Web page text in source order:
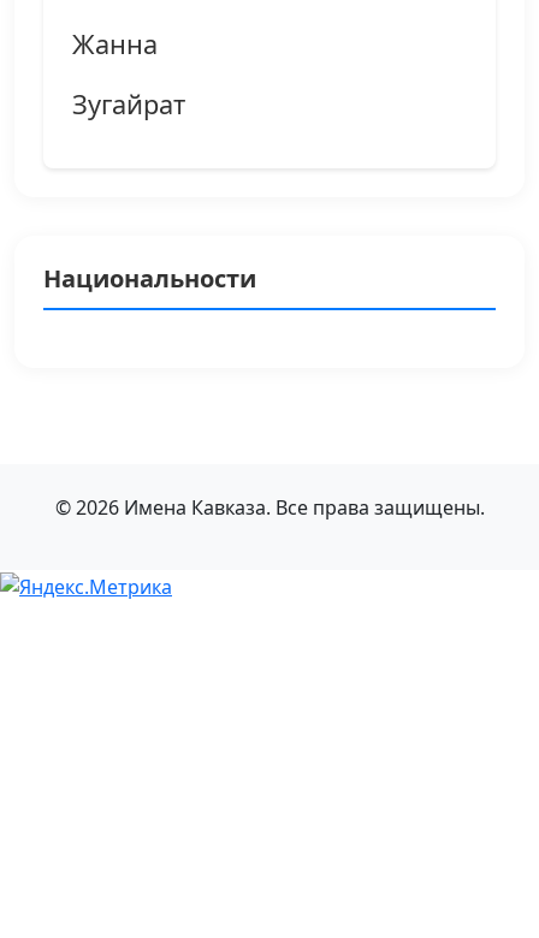
Жанна
Зугайрат
Национальности
© 2026 Имена Кавказа. Все права защищены.